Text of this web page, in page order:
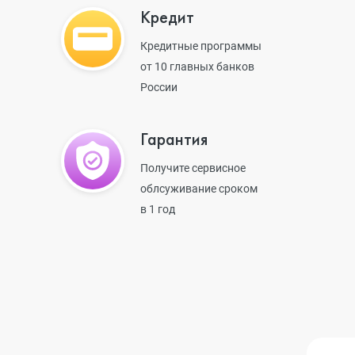
Кредит
Кредитные программы
от 10 главных банков
России
Гарантия
Получите сервисное
облсуживание сроком
в 1 год